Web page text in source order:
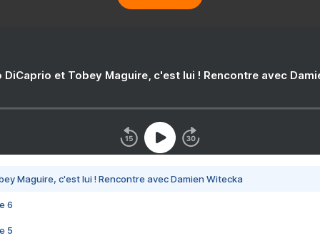
DiCaprio et Tobey Maguire, c'est lui ! Rencontre avec
Maguire, c'est lui ! Rencontre avec Damien Witecka
6
5